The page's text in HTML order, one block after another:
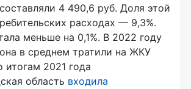
4 490,6 руб. Доля этой
расходах — 9,3%.
меньше на 0,1%. В 2022 году
в среднем тратили на ЖКУ
итогам 2021 года
область входила